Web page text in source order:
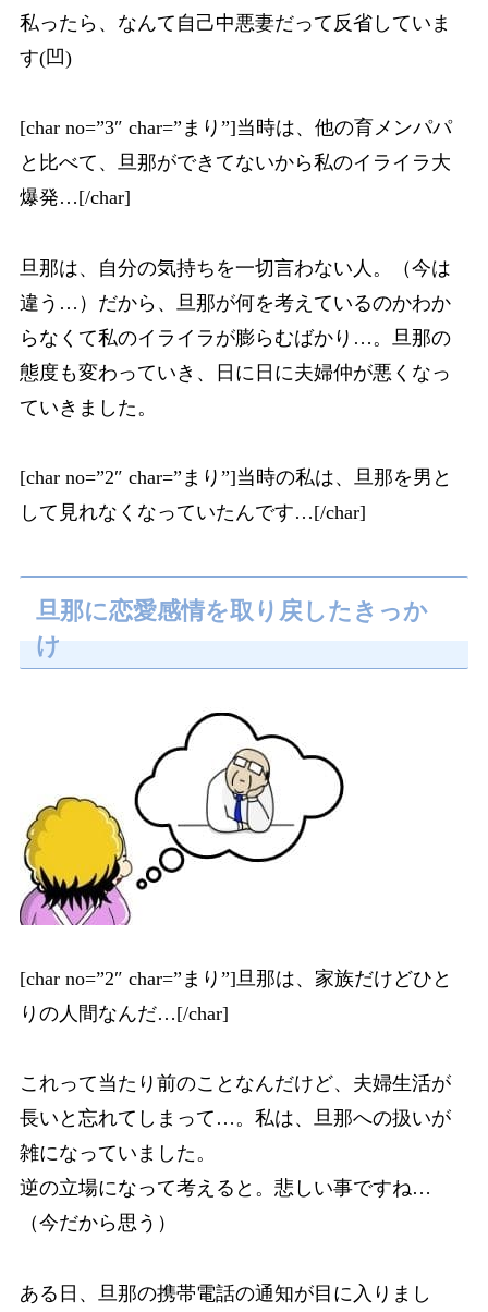
私ったら、なんて自己中悪妻だって反省していま
す(凹)
[char no=”3″ char=”まり”]当時は、他の育メンパパ
と比べて、旦那ができてないから私のイライラ大
爆発…[/char]
旦那は、自分の気持ちを一切言わない人。（今は
違う…）だから、旦那が何を考えているのかわか
らなくて私のイライラが膨らむばかり…。旦那の
態度も変わっていき、日に日に夫婦仲が悪くなっ
ていきました。
[char no=”2″ char=”まり”]当時の私は、旦那を男と
して見れなくなっていたんです…[/char]
旦那に恋愛感情を取り戻したきっか
け
[char no=”2″ char=”まり”]旦那は、家族だけどひと
りの人間なんだ…[/char]
これって当たり前のことなんだけど、夫婦生活が
長いと忘れてしまって…。私は、旦那への扱いが
雑になっていました。
逆の立場になって考えると。悲しい事ですね…
（今だから思う）
ある日、旦那の携帯電話の通知が目に入りまし